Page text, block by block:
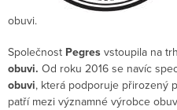
obuvi.
Společnost Pegres vstoupila na
obuvi. Od roku 2016 se navíc
obuvi, která podporuje přirozený
patří mezi významné výrobce